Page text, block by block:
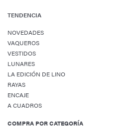
TENDENCIA
NOVEDADES
VAQUEROS
VESTIDOS
LUNARES
LA EDICIÓN DE LINO
RAYAS
ENCAJE
A CUADROS
COMPRA POR CATEGORÍA